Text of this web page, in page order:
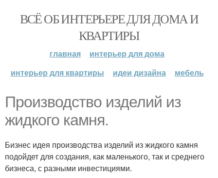
ВСЁ ОБ ИНТЕРЬЕРЕ ДЛЯ ДОМА И
КВАРТИРЫ
главная
интерьер для дома
интерьер для квартиры
идеи дизайна мебель
Производство изделий из
жидкого камня.
Бизнес идея производства изделий из жидкого камня
подойдет для создания, как маленького, так и среднего
бизнеса, с разными инвестициями.